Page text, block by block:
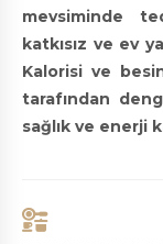
mevsiminde
katkısız ve ev
Kalorisi ve
tarafından
sağlık ve enerji